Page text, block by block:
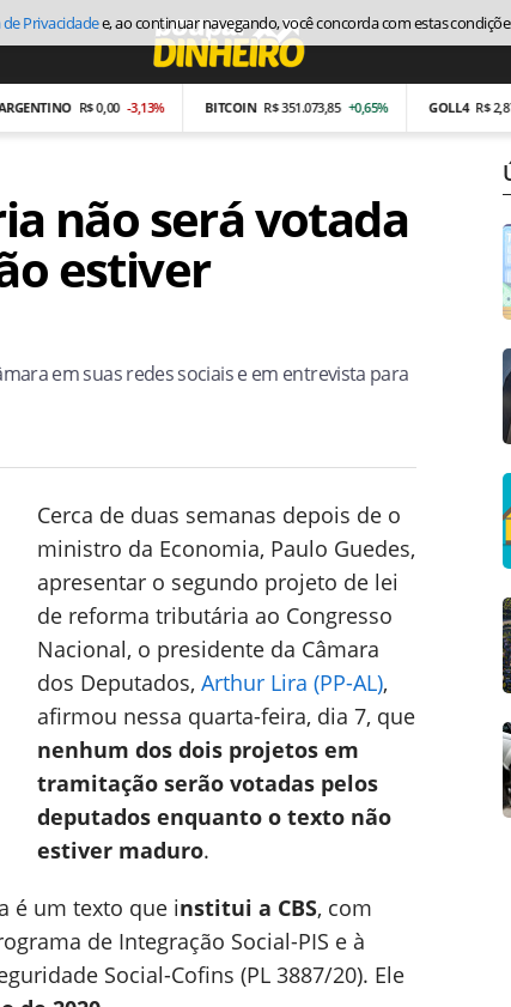
R$ 0,00 -3,13% BITCOIN R$ 351.073,85 +0,65% GOLL4 R$ 2,87 -
não será votada
estiver
em suas redes sociais e em entrevista para
Cerca de duas semanas depois de o
ministro da Economia, Paulo Guedes,
apresentar o segundo projeto de lei
de reforma tributária ao Congresso
Nacional, o presidente da Câmara
dos Deputados, Arthur Lira (PP-AL),
afirmou nessa quarta-feira, dia 7, que
nenhum dos dois projetos em
tramitação serão votadas pelos
deputados enquanto o texto não
estiver maduro.
é um texto que institui a CBS, com
de Integração Social-PIS e à
Social-Cofins (PL 3887/20). Ele
de Privacidadee, ao continuar navegando, você concorda com estas